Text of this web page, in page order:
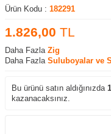
Ürün Kodu : 182291
1.826,00 TL
Daha Fazla Zig
Daha Fazla Suluboyalar ve
Bu ürünü satın aldığınızda
kazanacaksınız.